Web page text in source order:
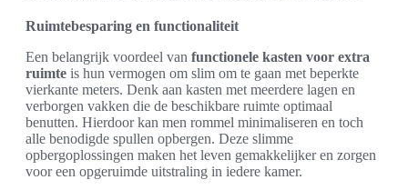
Ruimtebesparing en functionaliteit
Een belangrijk voordeel van functionele kasten voor extra
ruimte is hun vermogen om slim om te gaan met beperkte
vierkante meters. Denk aan kasten met meerdere lagen en
verborgen vakken die de beschikbare ruimte optimaal
benutten. Hierdoor kan men rommel minimaliseren en toch
alle benodigde spullen opbergen. Deze slimme
opbergoplossingen maken het leven gemakkelijker en zorgen
voor een opgeruimde uitstraling in iedere kamer.